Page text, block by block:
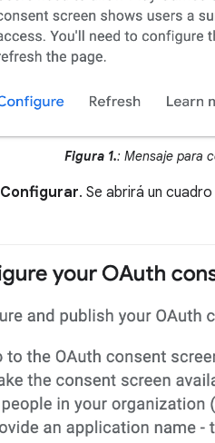
Figura 1.: Mensaje para
Configurar. Se abrirá un